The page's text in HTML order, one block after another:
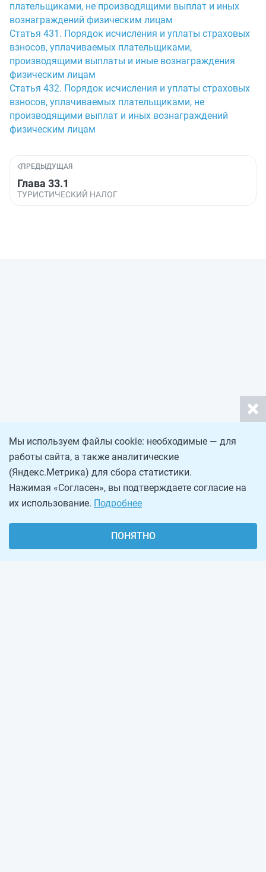
плательщиками, не производящими выплат и иных
вознаграждений физическим лицам
Статья 431. Порядок исчисления и уплаты страховых
взносов, уплачиваемых плательщиками,
производящими выплаты и иные вознаграждения
физическим лицам
Статья 432. Порядок исчисления и уплаты страховых
взносов, уплачиваемых плательщиками, не
производящими выплат и иных вознаграждений
физическим лицам
ПРЕДЫДУЩАЯ
Глава 33.1
ТУРИСТИЧЕСКИЙ НАЛОГ
Мы используем файлы cookie: необходимые — для
работы сайта, а также аналитические
(Яндекс.Метрика) для сбора статистики.
Нажимая «Согласен», вы подтверждаете согласие на
их использование. Подробнее
ПОНЯТНО